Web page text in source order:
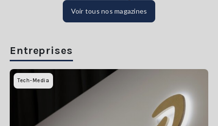
Voir tous nos magazines
Entreprises
Tech-Media